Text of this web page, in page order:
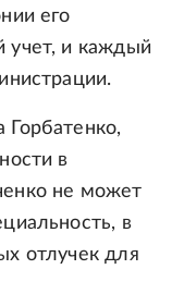
его
учет, и каждый
Горбатенко,
в
не может
в
отлучек для